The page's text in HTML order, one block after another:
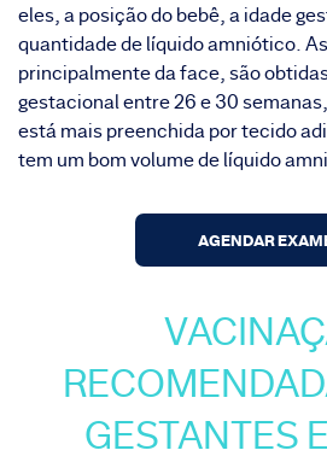
eles, a posição do bebê, a idade
quantidade de líquido amniótico.
principalmente da face, são
gestacional entre 26 e 30
está mais preenchida por tecido
tem um bom volume de líquido
AGENDAR
GESTANTES